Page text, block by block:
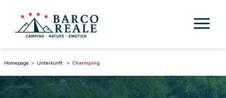
Dienstleistungen
Homepage Unterkunft Charmping